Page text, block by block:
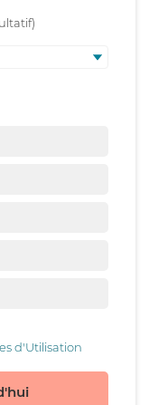
d'Utilisation